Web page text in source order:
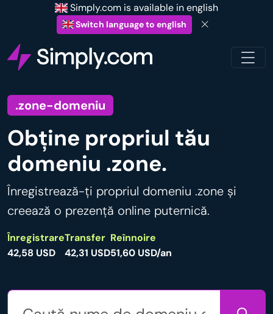
Simply.com is available in english
Switch language to english
.zone-domeniu
Obține propriul tău
domeniu .zone.
Înregistrează-ți propriul domeniu .zone și
creează o prezență online puternică.
Înregistrare
42,58 USD
Transfer
42,31 USD
Reînnoire
51,60 USD/an